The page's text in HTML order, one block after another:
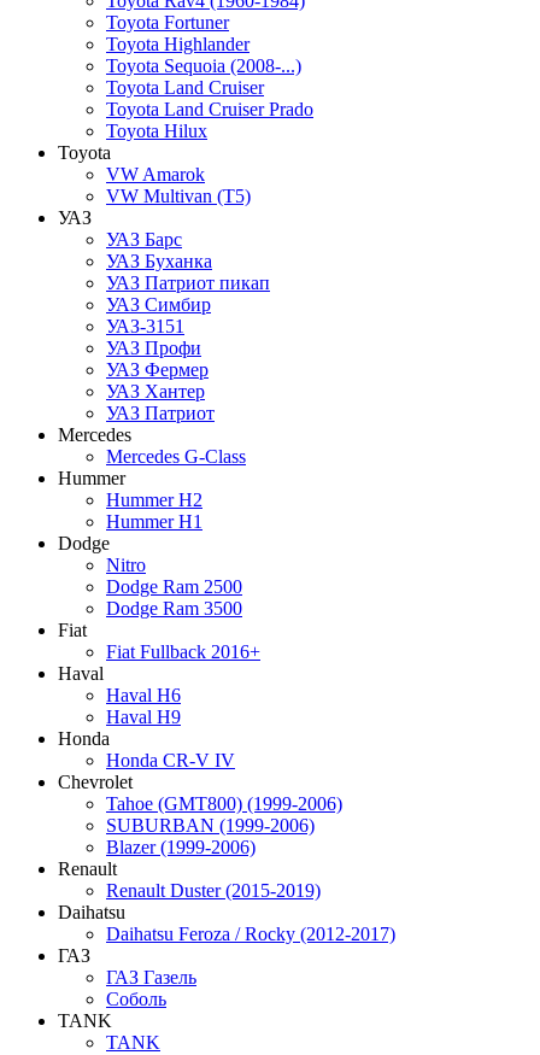
Toyota Fortuner
Toyota Highlander
Toyota Sequoia (2008-...)
Toyota Land Cruiser
Toyota Land Cruiser Prado
Toyota Hilux
Toyota
VW Amarok
VW Multivan (T5)
УАЗ
УАЗ Барс
УАЗ Буханка
УАЗ Патриот пикап
УАЗ Симбир
УАЗ-3151
УАЗ Профи
УАЗ Фермер
УАЗ Хантер
УАЗ Патриот
Mercedes
Mercedes G-Class
Hummer
Hummer H2
Hummer H1
Dodge
Nitro
Dodge Ram 2500
Dodge Ram 3500
Fiat
Fiat Fullback 2016+
Haval
Haval H6
Haval H9
Honda
Honda CR-V IV
Chevrolet
Tahoe (GMT800) (1999-2006)
SUBURBAN (1999-2006)
Blazer (1999-2006)
Renault
Renault Duster (2015-2019)
Daihatsu
Daihatsu Feroza / Rocky (2012-2017)
ГАЗ
ГАЗ Газель
Соболь
TANK
TANK